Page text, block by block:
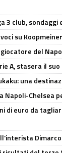
3 club,
su
del
A, stasera il
una
Chelsea
di euro da
Dimarco